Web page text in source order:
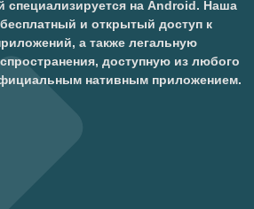
специализируется на Android. Наша
и открытый доступ к
а также легальную
доступную из любого
нативным приложением.